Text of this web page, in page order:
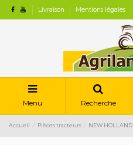
Livraison Mentions légales
Menu Recherche
Accueil Pièces tracteurs NEW HOLLAND